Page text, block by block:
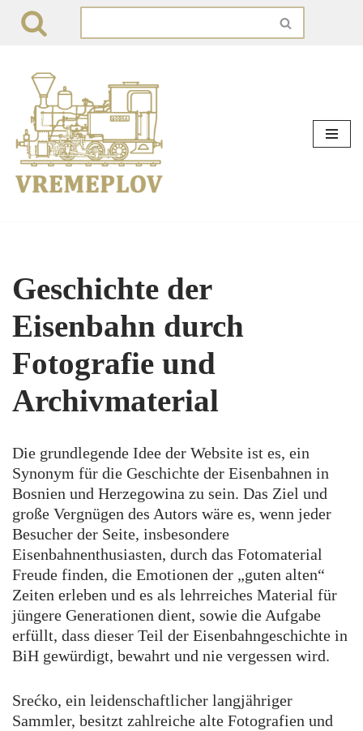
springen
Geschichte der
Eisenbahn durch
Fotografie und
Archivmaterial
Die grundlegende Idee der Website ist es, ein
Synonym für die Geschichte der Eisenbahnen in
Bosnien und Herzegowina zu sein. Das Ziel und
große Vergnügen des Autors wäre es, wenn jeder
Besucher der Seite, insbesondere
Eisenbahnenthusiasten, durch das Fotomaterial
Freude finden, die Emotionen der „guten alten“
Zeiten erleben und es als lehrreiches Material für
jüngere Generationen dient, sowie die Aufgabe
erfüllt, dass dieser Teil der Eisenbahngeschichte in
BiH gewürdigt, bewahrt und nie vergessen wird.
Srećko, ein leidenschaftlicher langjähriger
Sammler, besitzt zahlreiche alte Fotografien und